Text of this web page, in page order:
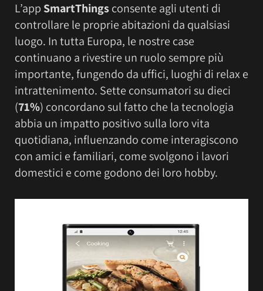
L’app SmartThingsconsente agli utenti di
controllare le proprie abitazioni da qualsiasi
luogo. In tutta Europa, le nostre case
continuano a rivestire un ruolo sempre più
importante, fungendo da uffici, luoghi di relax e
intrattenimento. Sette consumatori su dieci
(71%) concordano sul fatto che la tecnologia
abbia un impatto positivo sulla loro vita
quotidiana, influenzando come interagiscono
con amici e familiari, come svolgono i lavori
domestici e come godono dei loro hobby.